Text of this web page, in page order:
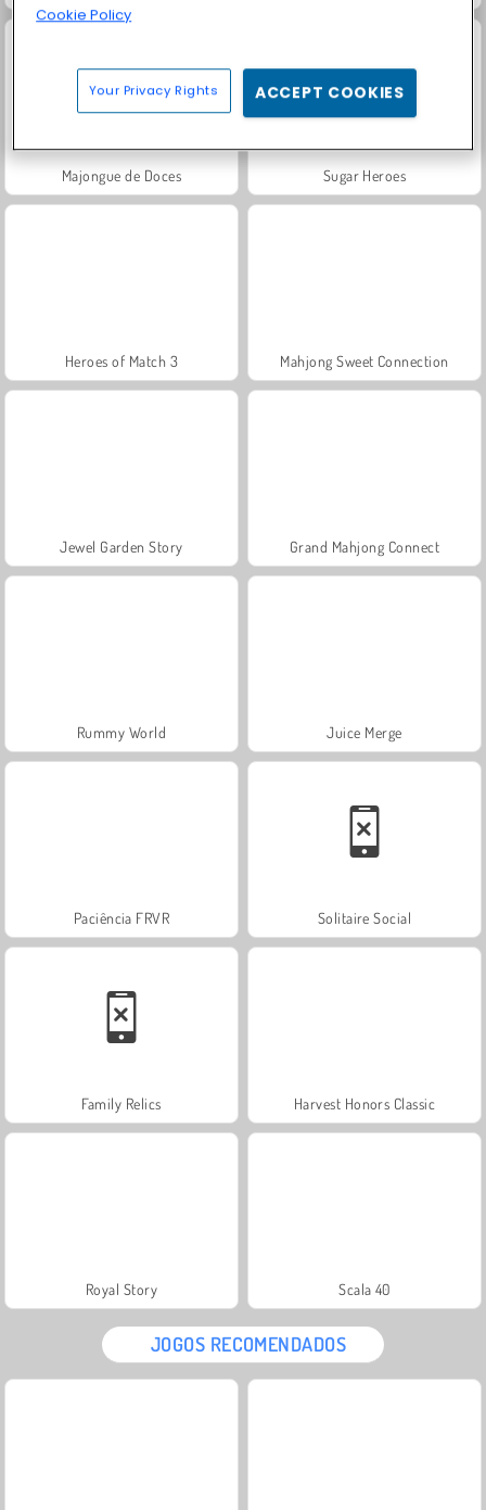
Majongue de Doces Sugar Heroes
Heroes of Match 3 Mahjong Sweet Connection
Jewel Garden Story Grand Mahjong Connect
Rummy World Juice Merge
Paciência FRVR Solitaire Social
Family Relics Harvest Honors Classic
Royal Story Scala 40
JOGOS RECOMENDADOS
Cookie Policy
Your Privacy Rights ACCEPT COOKIES